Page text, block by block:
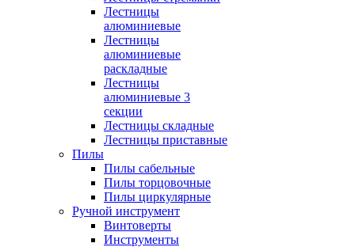
Лестницы
алюминиевые
Лестницы
алюминиевые
раскладные
Лестницы
алюминиевые 3
секции
Лестницы складные
Лестницы приставные
Пилы
Пилы сабельные
Пилы торцовочные
Пилы циркулярные
Ручной инструмент
Винтоверты
Инструменты